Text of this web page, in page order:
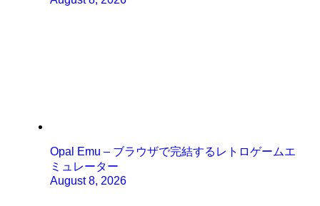
Opal Emu – ブラウザで完結するレトロゲームエ
ミュレーター
August 8, 2026